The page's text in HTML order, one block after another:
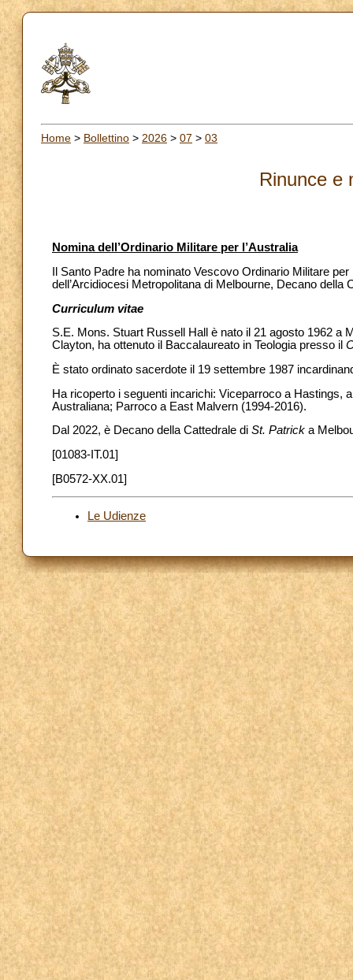
Home > Bollettino > 2026 > 07 > 03
Rinunce e
Nomina dell’Ordinario Militare per l’Australia
Il Santo Padre ha nominato Vescovo Ordinario Militare
dell’Arcidiocesi Metropolitana di Melbourne, Decano della
Curriculum vitae
S.E. Mons. Stuart Russell Hall è nato il 21 agosto 1962 a
Clayton, ha ottenuto il Baccalaureato in Teologia presso il
È stato ordinato sacerdote il 19 settembre 1987
Ha ricoperto i seguenti incarichi: Viceparroco a Hastings,
Australiana; Parroco a East Malvern (1994-2016).
Dal 2022, è Decano della Cattedrale di St. Patrick a
[01083-IT.01]
[B0572-XX.01]
Le Udienze